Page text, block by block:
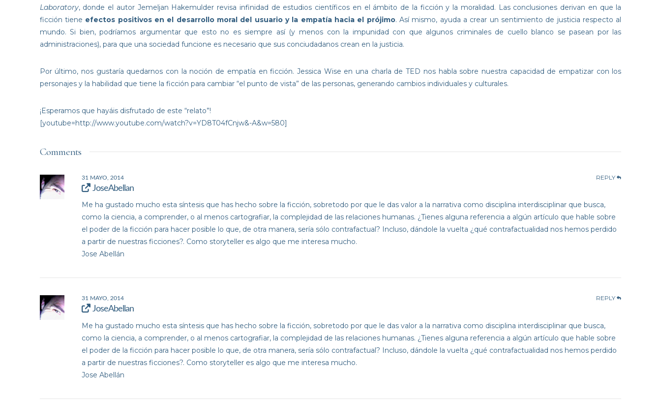
Laboratory, donde el autor Jemeljan Hakemulder revisa infinidad de estudios científicos en el ámbito de la ficción y la moralidad. Las conclusiones derivan en que la
ficción tiene efectos positivos en el desarrollo moral del usuario y la empatía hacia el prójimo. Así mismo, ayuda a crear un sentimiento de justicia respecto al
mundo. Si bien, podríamos argumentar que esto no es siempre así (y menos con la impunidad con que algunos criminales de cuello blanco se pasean por las
administraciones), para que una sociedad funcione es necesario que sus conciudadanos crean en la justicia.
Por último, nos gustaría quedarnos con la noción de empatía en ficción. Jessica Wise en una charla de TED nos habla sobre nuestra capacidad de empatizar con los
personajes y la habilidad que tiene la ficción para cambiar “el punto de vista” de las personas, generando cambios individuales y culturales.
¡Esperamos que hayáis disfrutado de este “relato”!
[youtube=http://www.youtube.com/watch?v=YD8T04fCnjw&-A&w=580]
Comments
31 MAYO, 2014 REPLY
JoseAbellan
Me ha gustado mucho esta síntesis que has hecho sobre la ficción, sobretodo por que le das valor a la narrativa como disciplina interdisciplinar que busca,
como la ciencia, a comprender, o al menos cartografiar, la complejidad de las relaciones humanas. ¿Tienes alguna referencia a algún artículo que hable sobre
el poder de la ficción para hacer posible lo que, de otra manera, sería sólo contrafactual? Incluso, dándole la vuelta ¿qué contrafactualidad nos hemos perdido
a partir de nuestras ficciones?. Como storyteller es algo que me interesa mucho.
Jose Abellán
31 MAYO, 2014 REPLY
JoseAbellan
Me ha gustado mucho esta síntesis que has hecho sobre la ficción, sobretodo por que le das valor a la narrativa como disciplina interdisciplinar que busca,
como la ciencia, a comprender, o al menos cartografiar, la complejidad de las relaciones humanas. ¿Tienes alguna referencia a algún artículo que hable sobre
el poder de la ficción para hacer posible lo que, de otra manera, sería sólo contrafactual? Incluso, dándole la vuelta ¿qué contrafactualidad nos hemos perdido
a partir de nuestras ficciones?. Como storyteller es algo que me interesa mucho.
Jose Abellán